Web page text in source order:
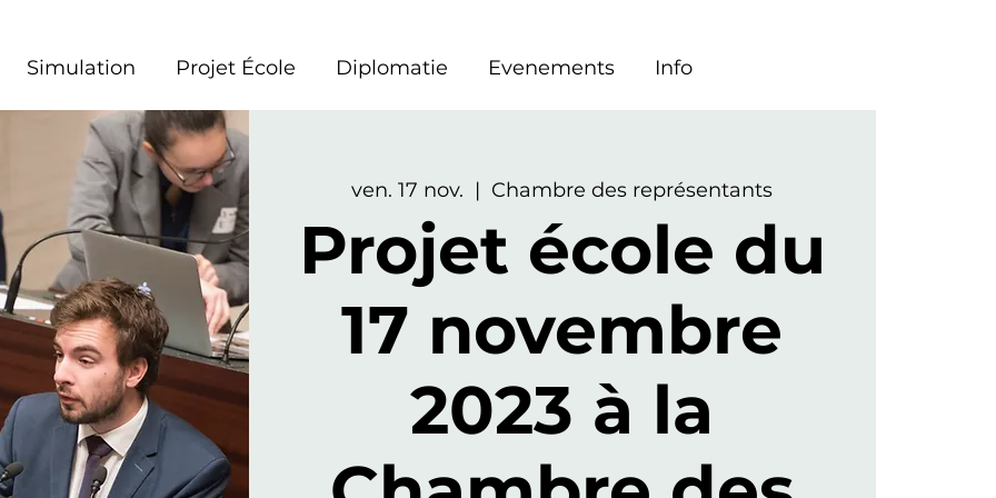
Simulation Projet École Diplomatie Evenements Info
ven. 17 nov.
  |
Chambre des représentants
Projet école du
17 novembre
2023 à la